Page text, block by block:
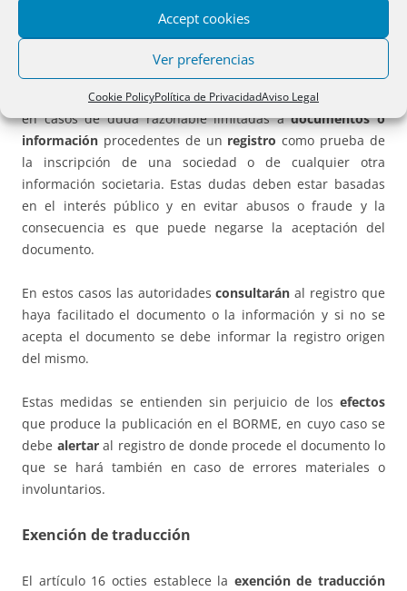
Accept cookies
Ver preferencias
Cookie PolicyPolítica de PrivacidadAviso Legal
al interesado en el plazo máximo de
después de la recepción de la respuesta
del punto de contacto.
También en el artículo 16 septies se establecen
en casos de duda razonable limitadas adocumentos o
información procedentes de un registro como prueba de
la inscripción de una sociedad o de cualquier otra
información societaria. Estas dudas deben estar basadas
en el interés público y en evitar abusos o fraude y la
consecuencia es que puede negarse la aceptación del
documento.
En estos casos las autoridadesconsultarán al registro que
haya facilitado el documento o la información y si no se
acepta el documento se debe informar la registro origen
del mismo.
Estas medidas se entienden sin perjuicio de los efectos
que produce la publicación en el BORME, en cuyo caso se
debe alertaral registro de donde procede el documento lo
que se hará también en caso de errores materiales o
involuntarios.
Exención de traducción
El artículo 16 octies establece la exención de traducción